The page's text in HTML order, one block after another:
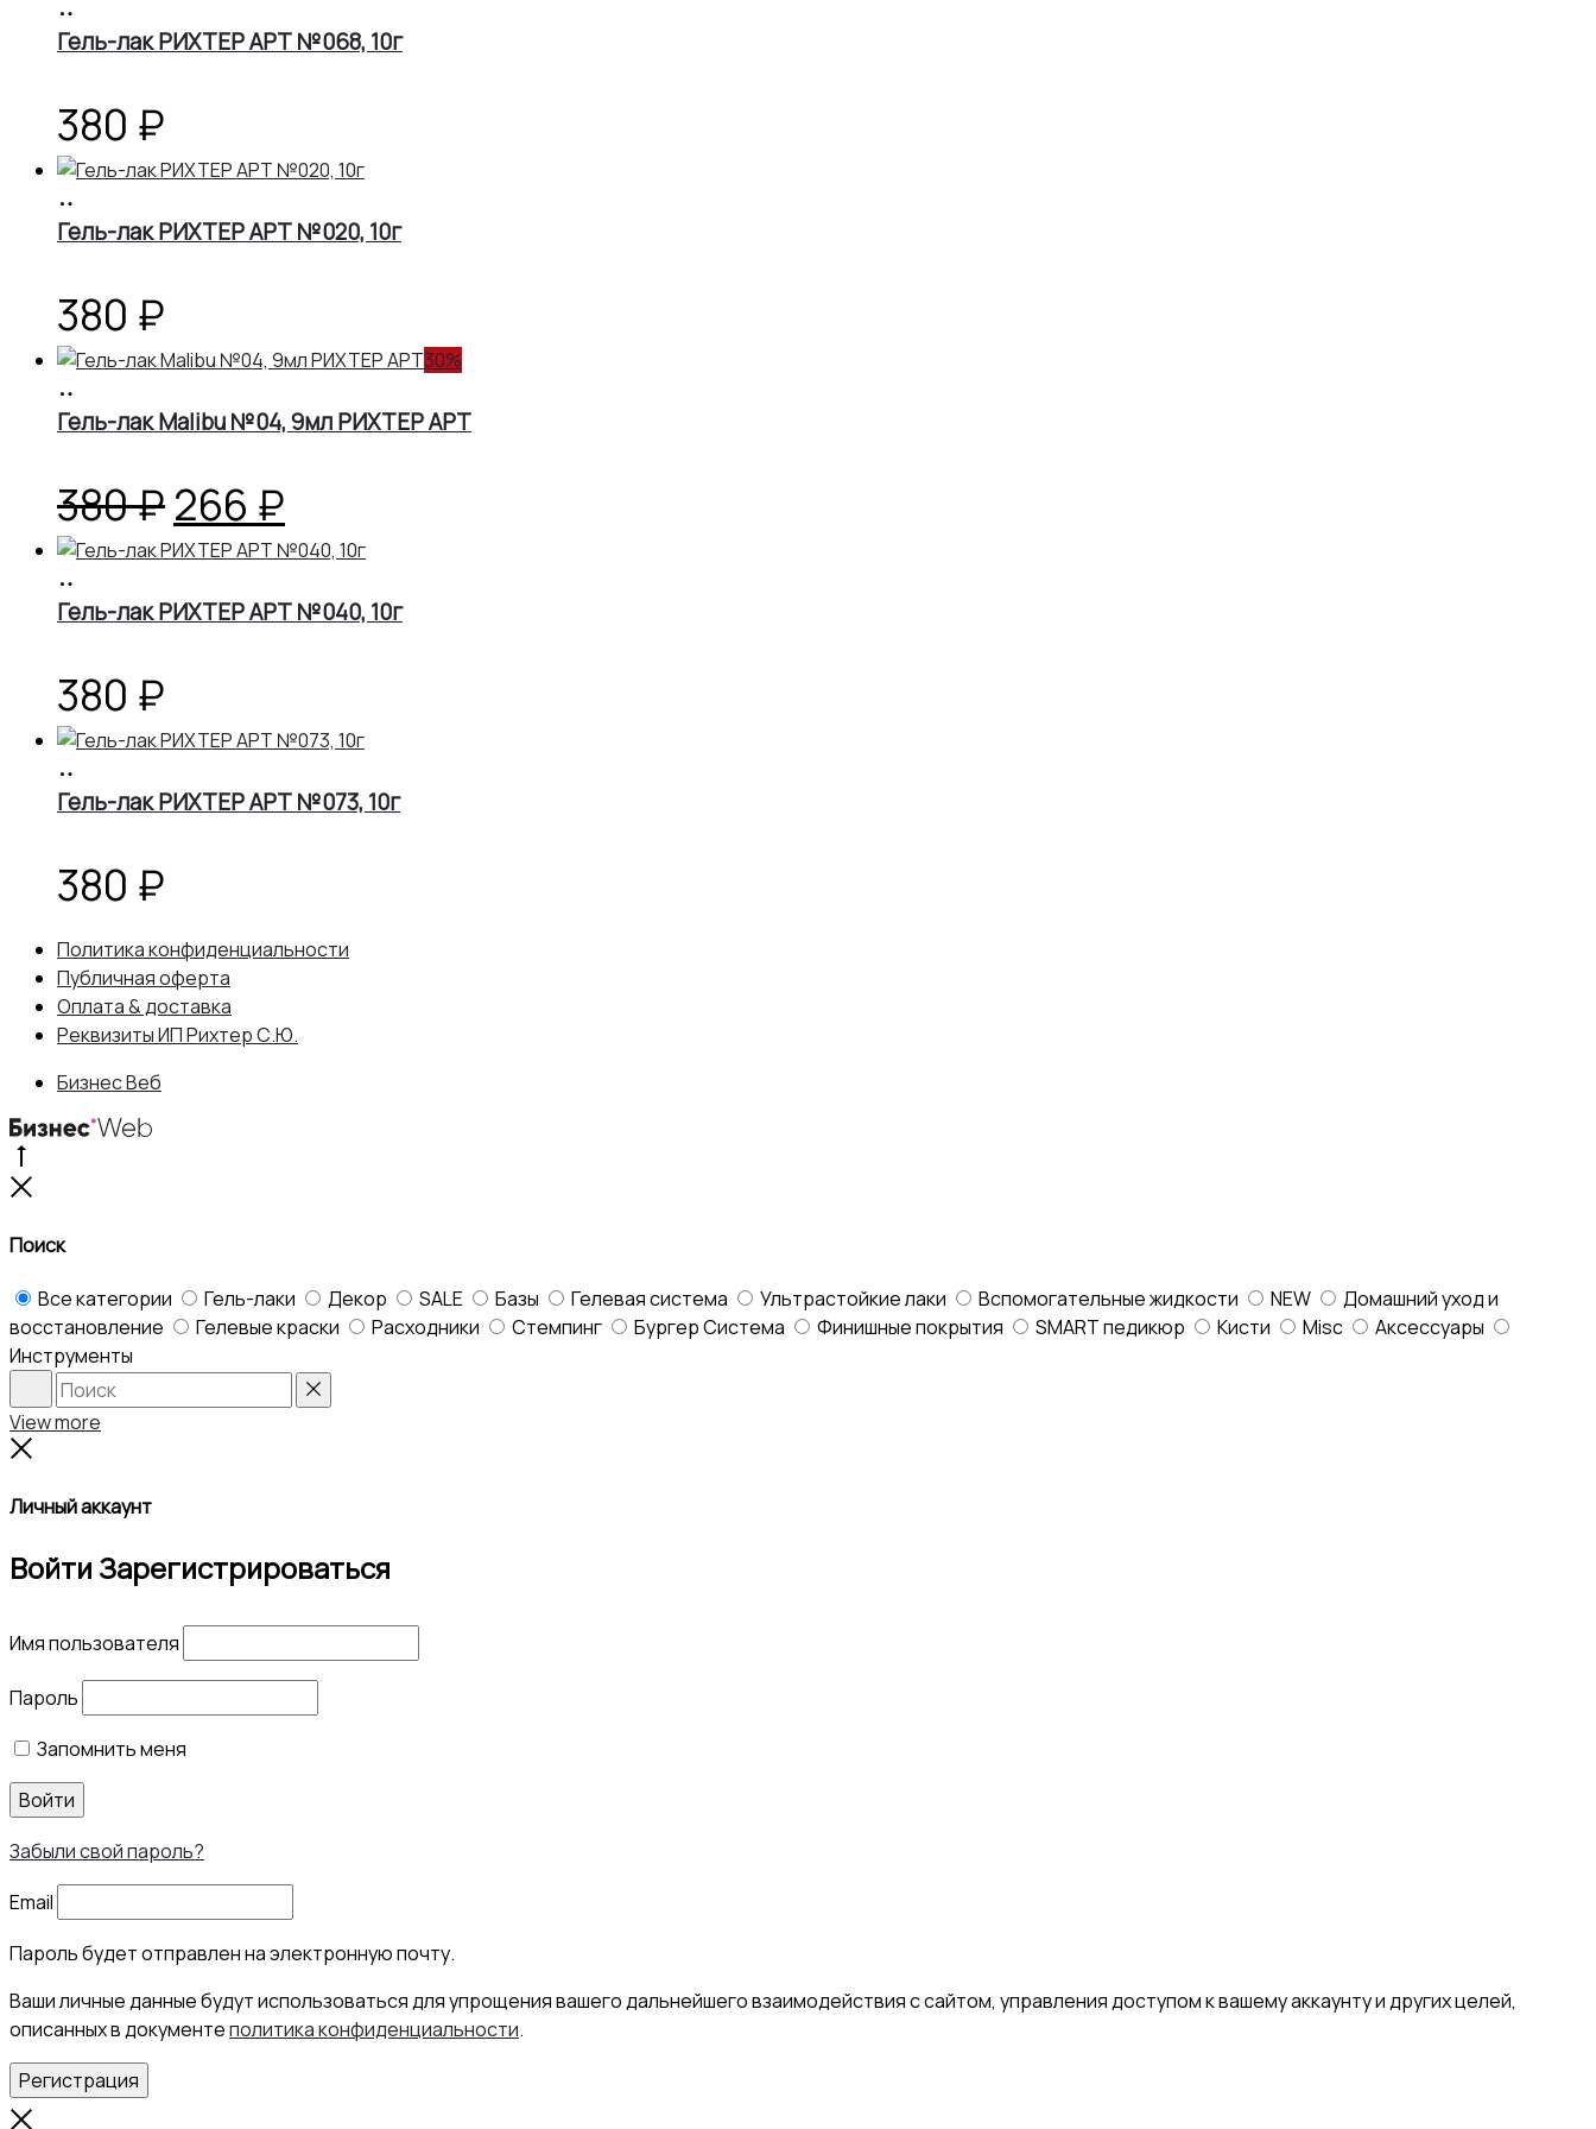
корзину
Гель-лак РИХТЕР АРТ №068, 10г
380 ₽
корзину
Гель-лак РИХТЕР АРТ №020, 10г
380 ₽
30%
корзину
Гель-лак Malibu №04, 9мл РИХТЕР АРТ
380₽Первоначальная
цена
составляла
266 ₽
цена:
266 ₽.
корзину
Гель-лак РИХТЕР АРТ №040, 10г
380 ₽
корзину
Гель-лак РИХТЕР АРТ №073, 10г
380 ₽
Политика конфиденциальности
Публичная оферта
Оплата & доставка
Реквизиты ИП Рихтер С.Ю.
Бизнес Веб
Поиск
Все категории Гель-лаки Декор SALE Базы Гелевая система Ультрастойкие лаки Вспомогательные жидкости NEW
Домашний уход и
восстановление
Гелевые краски Расходники Стемпинг Бургер Система Финишные покрытия SMART педикюр Кисти Misc
Аксессуары
Инструменты
Search
View more
Личный аккаунт
ВойтиЗарегистрироваться
Имя пользователя
Пароль
Запомнить меня
Войти
Забыли свой пароль?
Email
Пароль будет отправлен на электронную почту.
Ваши личные данные будут использоваться для упрощения вашего дальнейшего взаимодействия с сайтом, управления доступом к вашему аккаунту и других целей,
описанных в документеполитика конфиденциальности.
Регистрация